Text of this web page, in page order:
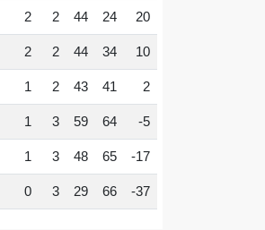
2 2 44 24 20
2 2 44 34 10
1 2 43 41 2
1 3 59 64 -5
1 3 48 65 -17
0 3 29 66 -37